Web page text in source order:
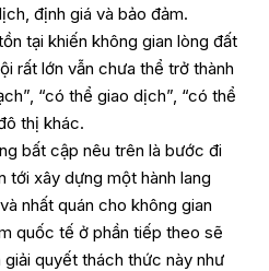
định giá và bảo đảm.
tại khiến không gian lòng đất
rất lớn vẫn chưa thể trở thành
“có thể giao dịch”, “có thể
thị khác.
bất cập nêu trên là bước đi
tới xây dựng một hành lang
nhất quán cho không gian
quốc tế ở phần tiếp theo sẽ
quyết thách thức này như